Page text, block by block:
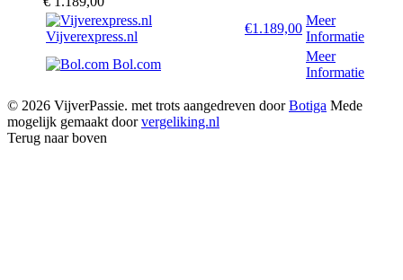
Vijverexpress.nl
€1.189,00
Meer
Informatie
Bol.com
Meer
Informatie
© 2026 VijverPassie. met trots aangedreven doorBotiga Mede
mogelijk gemaakt doorvergeliking.nl
Terug naar boven